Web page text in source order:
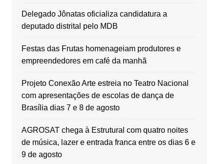
Delegado Jônatas oficializa candidatura a
deputado distrital pelo MDB
Festas das Frutas homenageiam produtores e
empreendedores em café da manhã
Projeto Conexão Arte estreia no Teatro Nacional
com apresentações de escolas de dança de
Brasília dias 7 e 8 de agosto
AGROSAT chega à Estrutural com quatro noites
de música, lazer e entrada franca entre os dias 6 e
9 de agosto